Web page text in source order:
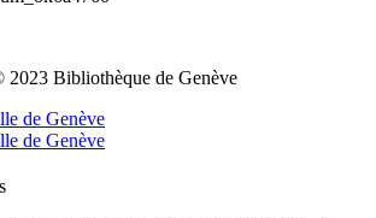
2023 Bibliothèque de Genève